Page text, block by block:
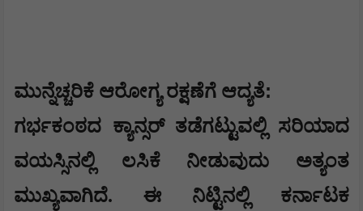
​ಮುನ್ನೆಚ್ಚರಿಕೆ ಆರೋಗ್ಯ ರಕ್ಷಣೆಗೆ ಆದ್ಯತೆ:
​ಗರ್ಭಕಂಠದ ಕ್ಯಾನ್ಸರ್ ತಡೆಗಟ್ಟುವಲ್ಲಿ ಸರಿಯಾದ
ವಯಸ್ಸಿನಲ್ಲಿ ಲಸಿಕೆ ನೀಡುವುದು ಅತ್ಯಂತ
ಮುಖ್ಯವಾಗಿದೆ. ಈ ನಿಟ್ಟಿನಲ್ಲಿ ಕರ್ನಾಟಕ